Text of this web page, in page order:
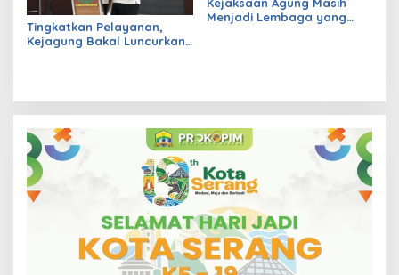
Tingkatkan Pelayanan,
Kejagung Bakal Luncurkan
Menjadi Lembaga yang